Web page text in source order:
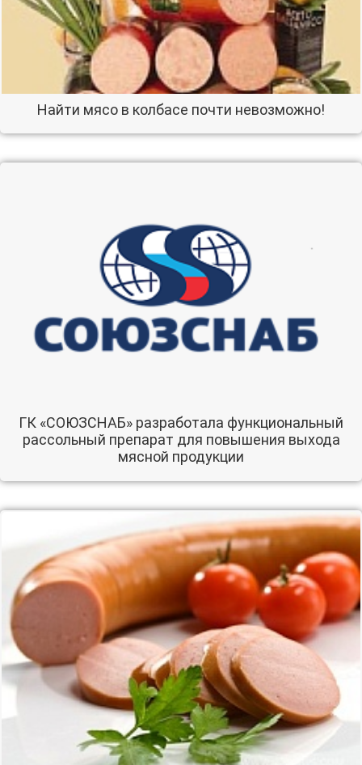
Найти мясо в колбасе почти невозможно!
ГК «СОЮЗСНАБ» разработала функциональный
рассольный препарат для повышения выхода
мясной продукции